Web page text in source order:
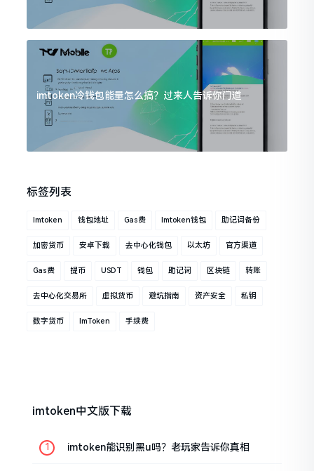
imtoken冷钱包能量怎么搞？过来人告诉你门道
标签列表
Imtoken 钱包地址 Gas费 Imtoken钱包 助记词备份
加密货币 安卓下载 去中心化钱包 以太坊 官方渠道
Gas费 提币 USDT 钱包 助记词 区块链 转账
去中心化交易所 虚拟货币 避坑指南 资产安全 私钥
数字货币 ImToken 手续费
imtoken中文版下载
imtoken能识别黑u吗？老玩家告诉你真相